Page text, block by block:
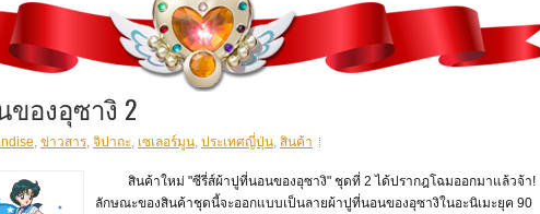
องอุซางิ 2
, ข่าวสาร, จิปาถะ, เซเลอร์มูน, ประเทศญี่ปุ่น, สินค้า
สินค้าใหม่ "ซีรี่ส์ผ้าปูที่นอนของอุซางิ" ชุดที่ 2 ได้ปรากฎโฉมออกมาแล้วจ้า!
ลักษณะของสินค้าชุดนี้จะออกแบบเป็นลายผ้าปูที่นอนของอุซางิในอะนิเมะยุค 90